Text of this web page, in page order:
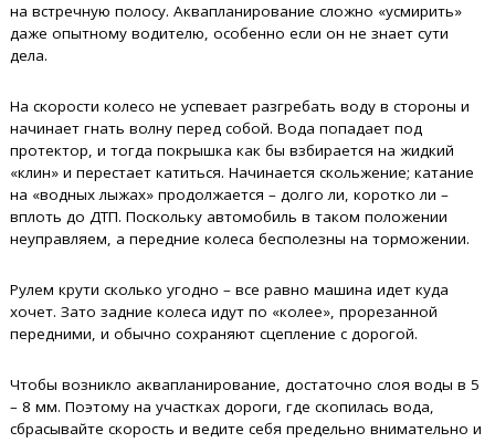
на встречную полосу. Аквапланирование сложно «усмирить»
даже опытному водителю, особенно если он не знает сути
дела.
На скорости колесо не успевает разгребать воду в стороны и
начинает гнать волну перед собой. Вода попадает под
протектор, и тогда покрышка как бы взбирается на жидкий
«клин» и перестает катиться. Начинается скольжение; катание
на «водных лыжах» продолжается – долго ли, коротко ли –
вплоть до ДТП. Поскольку автомобиль в таком положении
неуправляем, а передние колеса бесполезны на торможении.
Рулем крути сколько угодно – все равно машина идет куда
хочет. Зато задние колеса идут по «колее», прорезанной
передними, и обычно сохраняют сцепление с дорогой.
Чтобы возникло аквапланирование, достаточно слоя воды в 5
– 8 мм. Поэтому на участках дороги, где скопилась вода,
сбрасывайте скорость и ведите себя предельно внимательно и